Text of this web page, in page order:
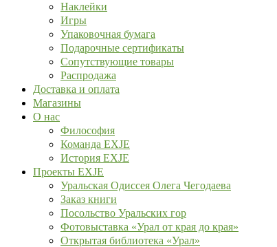
Наклейки
Игры
Упаковочная бумага
Подарочные сертификаты
Сопутствующие товары
Распродажа
Доставка и оплата
Магазины
О нас
Философия
Команда EXJE
История EXJE
Проекты EXJE
Уральская Одиссея Олега Чегодаева
Заказ книги
Посольство Уральских гор
Фотовыставка «Урал от края до края»
Открытая библиотека «Урал»